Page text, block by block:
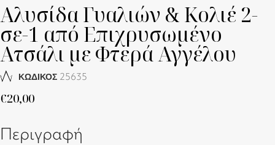
Αλυσίδα Γυαλιών & Κολιέ 2-
σε-1 από Επιχρυσωμένο
Ατσάλι με Φτερά Αγγέλου
ΚΩΔΙΚΟΣ 25635
€20,00
Περιγραφή